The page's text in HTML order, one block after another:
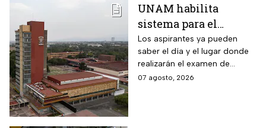
UNAM habilita
sistema para el
examen de control: así
puedes consultar
fecha, hora y sede
Los aspirantes ya pueden
saber el día y el lugar donde
realizarán el examen de
control de forma presencial
07 agosto, 2026